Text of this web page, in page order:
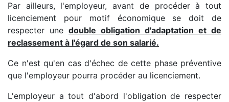
Par ailleurs, l'employeur, avant de procéder à tout
licenciement pour motif économique se doit de
respecter une double obligation d'adaptation et de
reclassement à l'égard de son salarié.
Ce n'est qu'en cas d'échec de cette phase préventive
que l'employeur pourra procéder au licenciement.
L'employeur a tout d'abord l'obligation de respecter